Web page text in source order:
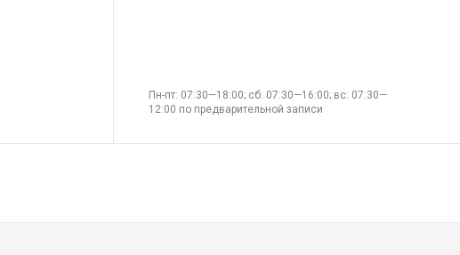
Пн-пт: 07:30—18:00; сб: 07:30—16:00; вс: 07:30—
12:00 по предварительной записи